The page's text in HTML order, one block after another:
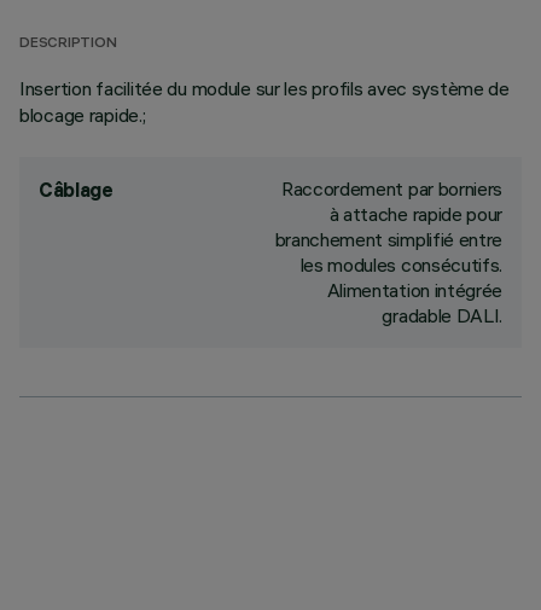
DESCRIPTION
Insertion facilitée du module sur les profils avec système de
blocage rapide.;
Câblage
Raccordement par borniers
à attache rapide pour
branchement simplifié entre
les modules consécutifs.
Alimentation intégrée
gradable DALI.